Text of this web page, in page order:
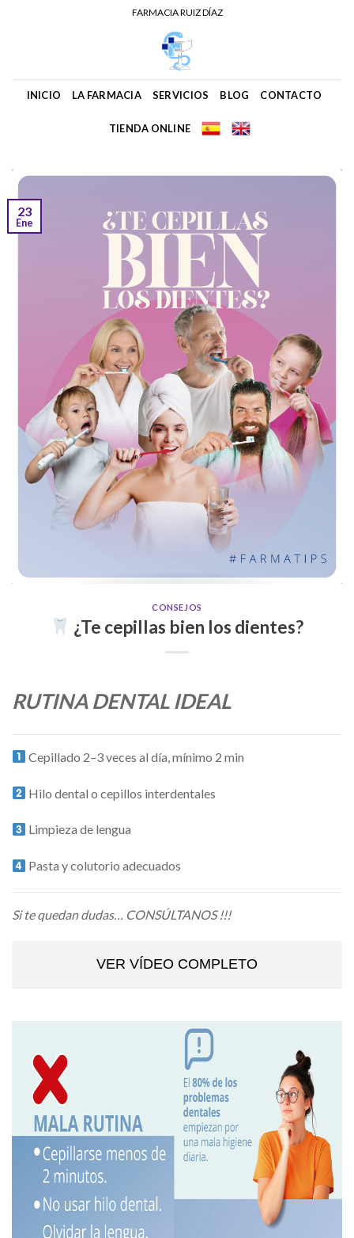
FARMACIA RUIZ DÍAZ
INICIO LA FARMACIA SERVICIOS BLOG CONTACTO
TIENDA ONLINE
23
Ene
CONSEJOS
¿Te cepillas bien los dientes?
RUTINA DENTAL IDEAL
Cepillado 2–3 veces al día, mínimo 2 min
Hilo dental o cepillos interdentales
Limpieza de lengua
Pasta y colutorio adecuados
Si te quedan dudas… CONSÚLTANOS !!!
VER VÍDEO COMPLETO